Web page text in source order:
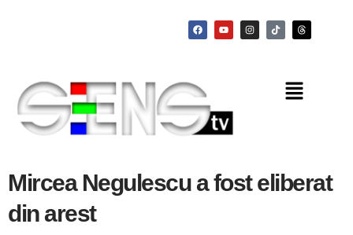
Mircea Negulescu a fost eliberat
din arest